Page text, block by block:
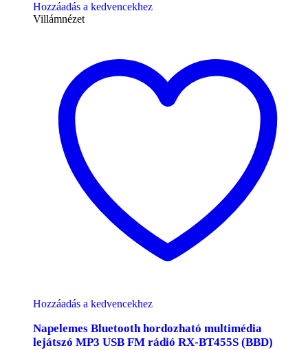
Hozzáadás a kedvencekhez
Villámnézet
Hozzáadás a kedvencekhez
Napelemes Bluetooth hordozható multimédia
lejátszó MP3 USB FM rádió RX-BT455S (BBD)